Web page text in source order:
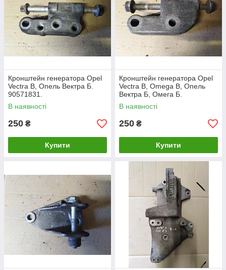
Кронштейн генератора Opel
Vectra B, Опель Вектра Б.
90571831.
В наявності
250 ₴
Купити
Кронштейн генератора Opel
Vectra B, Omega B, Опель
Вектра Б, Омега Б.
90448772.
В наявності
250 ₴
Купити